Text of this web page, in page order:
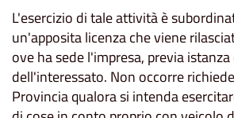
L'esercizio di tale attività è
un'apposita licenza che viene
ove ha sede l'impresa, previa
dell'interessato. Non occorre
Provincia qualora si intenda